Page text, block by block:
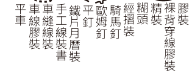
平車車線膠裝車縫線裝手工線裝書鐵片月曆裝平釘歐姆釘騎馬釘經摺裝糊頭精裝裸背穿線膠裝膠裝